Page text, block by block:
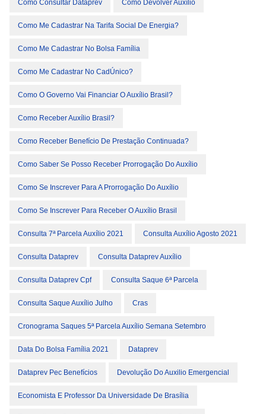
Como Consultar Dataprev Como Devolver Auxílio
Como Me Cadastrar Na Tarifa Social De Energia?
Como Me Cadastrar No Bolsa Família
Como Me Cadastrar No CadÚnico?
Como O Governo Vai Financiar O Auxílio Brasil?
Como Receber Auxílio Brasil?
Como Receber Benefício De Prestação Continuada?
Como Saber Se Posso Receber Prorrogação Do Auxílio
Como Se Inscrever Para A Prorrogação Do Auxílio
Como Se Inscrever Para Receber O Auxílio Brasil
Consulta 7ª Parcela Auxílio 2021 Consulta Auxílio Agosto 2021
Consulta Dataprev Consulta Dataprev Auxílio
Consulta Dataprev Cpf Consulta Saque 6ª Parcela
Consulta Saque Auxílio Julho Cras
Cronograma Saques 5ª Parcela Auxílio Semana Setembro
Data Do Bolsa Família 2021 Dataprev
Dataprev Pec Benefícios Devolução Do Auxilio Emergencial
Economista E Professor Da Universidade De Brasília